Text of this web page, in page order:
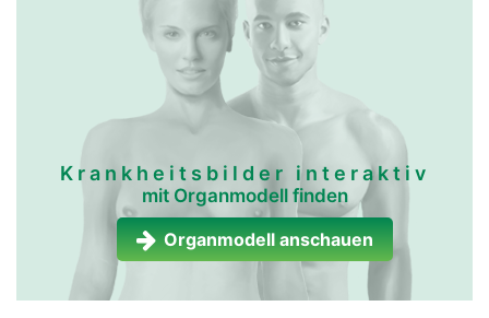
Krankheitsbilder interaktiv
mit Organmodell finden
Organmodell anschauen